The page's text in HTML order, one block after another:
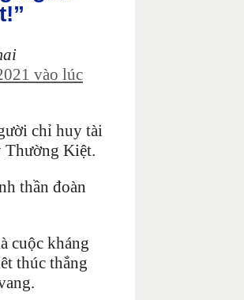
vào lúc
chỉ huy tài
Kiệt.
thần đoàn
cuộc kháng
thúc thắng